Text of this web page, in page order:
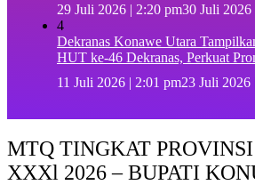
29 Juli 2026 | 2:20 pm30 Juli 2026
4
Dekranas Konawe Utara
HUT ke-46 Dekranas, Perkuat
11 Juli 2026 | 2:01 pm23 Juli 2026
MTQ TINGKAT
XXXl 2026 – BUPATI